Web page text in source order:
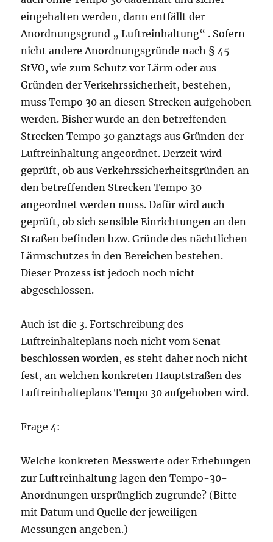
eingehalten werden, dann entfällt der
Anordnungsgrund „ Luftreinhaltung“ . Sofern
nicht andere Anordnungsgründe nach § 45
StVO, wie zum Schutz vor Lärm oder aus
Gründen der Verkehrssicherheit, bestehen,
muss Tempo 30 an diesen Strecken aufgehoben
werden. Bisher wurde an den betreffenden
Strecken Tempo 30 ganztags aus Gründen der
Luftreinhaltung angeordnet. Derzeit wird
geprüft, ob aus Verkehrssicherheitsgründen an
den betreffenden Strecken Tempo 30
angeordnet werden muss. Dafür wird auch
geprüft, ob sich sensible Einrichtungen an den
Straßen befinden bzw. Gründe des nächtlichen
Lärmschutzes in den Bereichen bestehen.
Dieser Prozess ist jedoch noch nicht
abgeschlossen.
Auch ist die 3. Fortschreibung des
Luftreinhalteplans noch nicht vom Senat
beschlossen worden, es steht daher noch nicht
fest, an welchen konkreten Hauptstraßen des
Luftreinhalteplans Tempo 30 aufgehoben wird.
Frage 4:
Welche konkreten Messwerte oder Erhebungen
zur Luftreinhaltung lagen den Tempo-30-
Anordnungen ursprünglich zugrunde? (Bitte
mit Datum und Quelle der jeweiligen
Messungen angeben.)